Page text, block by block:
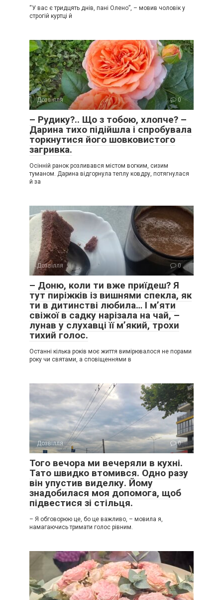
“У вас є тридцять днів, пані Олено”, – мовив чоловік у
строгій куртці й
Дозвілля 0
– Рудику?.. Що з тобою, хлопче? –
Дарина тихо підійшла і спробувала
торкнутися його шовковистого
загривка.
Осінній ранок розливався містом вогким, сизим
туманом. Дарина відгорнула теплу ковдру, потягнулася
й за
Дозвілля 0
– Доню, коли ти вже приїдеш? Я
тут пиріжків із вишнями спекла, як
ти в дитинстві любила… І м’яти
свіжої в садку нарізала на чай, –
лунав у слухавці її м’який, трохи
тихий голос.
Останні кілька років моє життя вимірювалося не порами
року чи святами, а сповіщеннями в
Дозвілля 0
Того вечора ми вечеряли в кухні.
Тато швидко втомився. Одно разу
він упустив виделку. Йому
знадобилася моя допомога, щоб
підвестися зі стільця.
– Я обговорюю це, бо це важливо, – мовила я,
намагаючись тримати голос рівним.